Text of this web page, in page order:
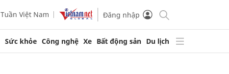
Tuần Việt Nam Đăng nhập
Sức khỏe Công nghệ Xe Bất động sản Du lịch